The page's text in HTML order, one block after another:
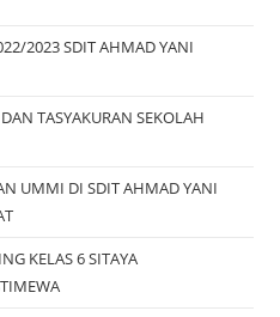
2023 SDIT AHMAD YANI
TASYAKURAN SEKOLAH
UMMI DI SDIT AHMAD YANI
KELAS 6 SITAYA